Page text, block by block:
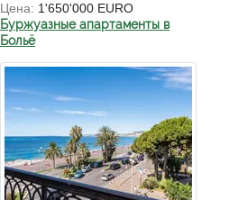
Цена: 1'650'000 EURO
Буржуазные апартаменты в
Больё